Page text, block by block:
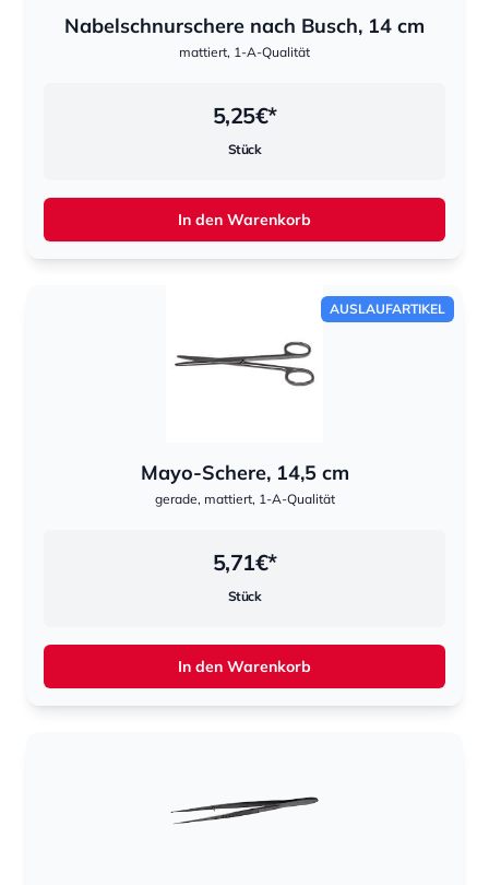
Nabelschnurschere nach Busch, 14 cm
mattiert, 1-A-Qualität
5,25€*
Stück
In den Warenkorb
AUSLAUFARTIKEL
Mayo-Schere, 14,5 cm
gerade, mattiert, 1-A-Qualität
5,71€*
Stück
In den Warenkorb